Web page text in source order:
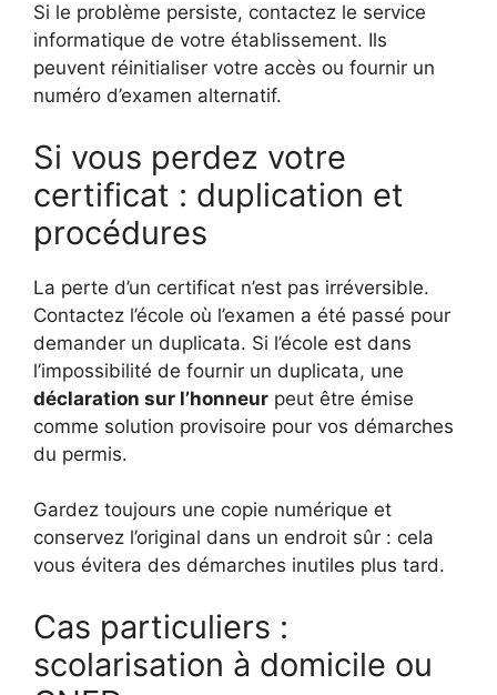
Si le problème persiste, contactez le service
informatique de votre établissement. Ils
peuvent réinitialiser votre accès ou fournir un
numéro d’examen alternatif.
Si vous perdez votre
certificat : duplication et
procédures
La perte d’un certificat n’est pas irréversible.
Contactez l’école où l’examen a été passé pour
demander un duplicata. Si l’école est dans
l’impossibilité de fournir un duplicata, une
déclaration sur l’honneur peut être émise
comme solution provisoire pour vos démarches
du permis.
Gardez toujours une copie numérique et
conservez l’original dans un endroit sûr : cela
vous évitera des démarches inutiles plus tard.
Cas particuliers :
scolarisation à domicile ou